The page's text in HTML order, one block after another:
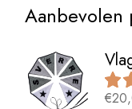
Aanbevolen
€